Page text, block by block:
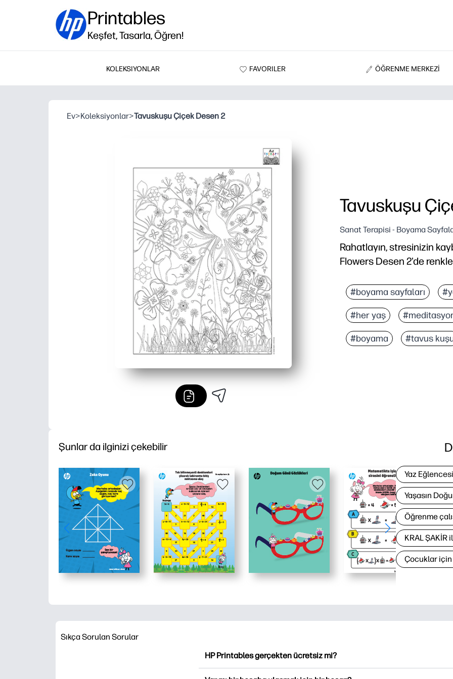
Printables
Keşfet, Tasarla, Öğren!
KOLEKSIYONLAR FAVORILER ÖĞRENME MERKEZİ
Ev>Koleksiyonlar>Tavuskuşu Çiçek Desen 2
Tavuskuşu
Sanat Terapisi - Boyama
Rahatlayın, stresinizin
Flowers Desen 2'de
Evde yazdırabilir ve
Ayrıntılı tavus kuşu ve
Odaklanmayı ve
Yeni renk paletlerini
#boyama sayfaları
#her yaş
#boyama #tavus
Şunlar da ilginizi çekebilir
Yaz Eğlencesi
Yaşasın
Öğrenme
KRAL ŞAKİR
Çocuklar
Sıkça Sorulan Sorular
HP Printables gerçekten ücretsiz mi?